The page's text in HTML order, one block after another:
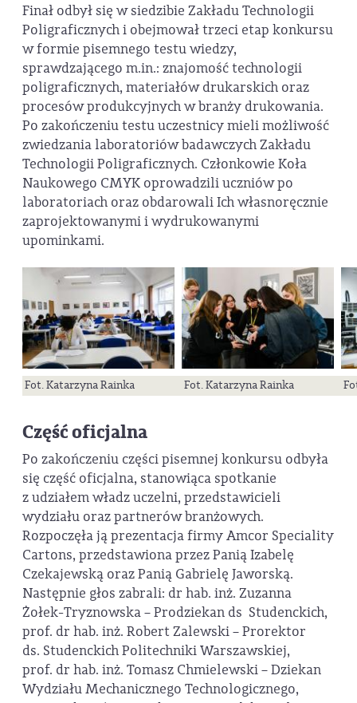
Finał odbył się w siedzibie Zakładu Technologii
Poligraficznych i obejmował trzeci etap konkursu
w formie pisemnego testu wiedzy,
sprawdzającego m.in.: znajomość technologii
poligraficznych, materiałów drukarskich oraz
procesów produkcyjnych w branży drukowania.
Po zakończeniu testu uczestnicy mieli możliwość
zwiedzania laboratoriów badawczych Zakładu
Technologii Poligraficznych. Członkowie Koła
Naukowego CMYK oprowadzili uczniów po
laboratoriach oraz obdarowali Ich własnoręcznie
zaprojektowanymi i wydrukowanymi
upominkami.
Fot. Katarzyna Rainka Fot. Katarzyna Rainka
Część oficjalna
Po zakończeniu części pisemnej konkursu odbyła
się część oficjalna, stanowiąca spotkanie
z udziałem władz uczelni, przedstawicieli
wydziału oraz partnerów branżowych.
Rozpoczęła ją prezentacja firmy Amcor Speciality
Cartons, przedstawiona przez Panią Izabelę
Czekajewską oraz Panią Gabrielę Jaworską.
Następnie głos zabrali: dr hab. inż. Zuzanna
Żołek-Tryznowska – Prodziekan ds Studenckich,
prof. dr hab. inż. Robert Zalewski – Prorektor
ds. Studenckich Politechniki Warszawskiej,
prof. dr hab. inż. Tomasz Chmielewski – Dziekan
Wydziału Mechanicznego Technologicznego,